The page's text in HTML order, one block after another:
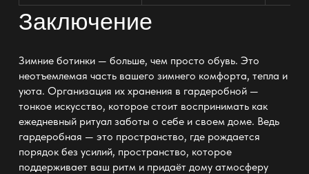
Заключение
Зимние ботинки — больше, чем просто обувь. Это
неотъемлемая часть вашего зимнего комфорта, тепла и
уюта. Организация их хранения в гардеробной—
тонкое искусство, которое стоит воспринимать как
ежедневный ритуал заботы о себе и своем доме. Ведь
гардеробная — это пространство, где рождается
порядок без усилий, пространство, которое
поддерживает ваш ритм и придаёт дому атмосферу